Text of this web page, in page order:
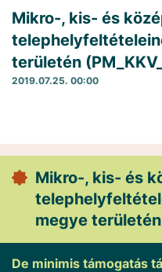
Mikro-, kis- és
területén
2019.07.25. 00:00
Mikro-, kis- és
megye
De minimis támogatás